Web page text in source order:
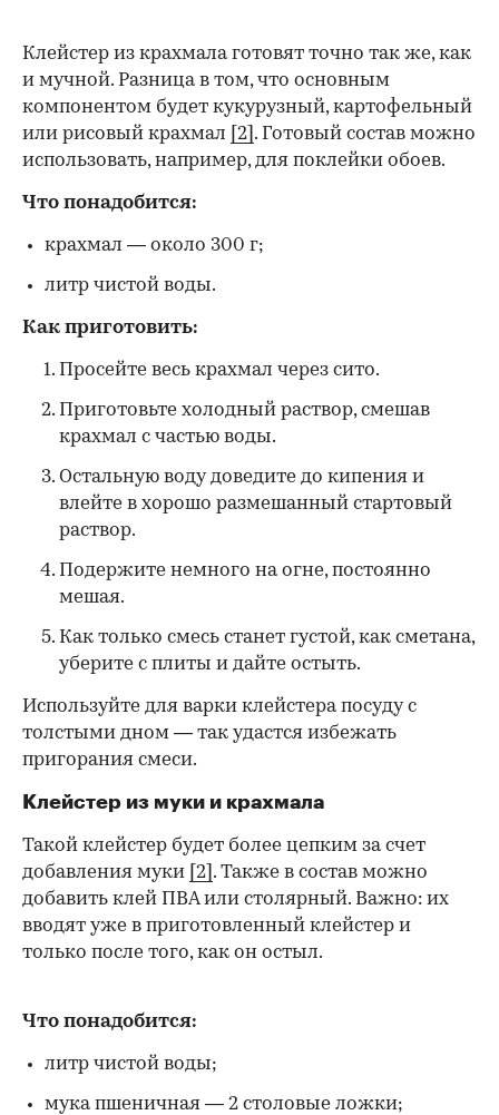
Клейстер из крахмала готовят точно так же, как
и мучной. Разница в том, что основным
компонентом будет кукурузный, картофельный
или рисовый крахмал
[2] . Готовый состав можно
использовать, например, для поклейки обоев.
Что понадобится:
крахмал — около 300 г;
литр чистой воды.
Как приготовить:
Просейте весь крахмал через сито.
Приготовьте холодный раствор, смешав
крахмал с частью воды.
Остальную воду доведите до кипения и
влейте в хорошо размешанный стартовый
раствор.
Подержите немного на огне, постоянно
мешая.
Как только смесь станет густой, как сметана,
уберите с плиты и дайте остыть.
Используйте для варки клейстера посуду с
толстыми дном — так удастся избежать
пригорания смеси.
Клейстер из муки и крахмала
Такой клейстер будет более цепким за счет
добавления муки [2] . Также в состав можно
добавить клей ПВА или столярный. Важно: их
вводят уже в приготовленный клейстер и
только после того, как он остыл.
Что понадобится:
литр чистой воды;
мука пшеничная — 2 столовые ложки;